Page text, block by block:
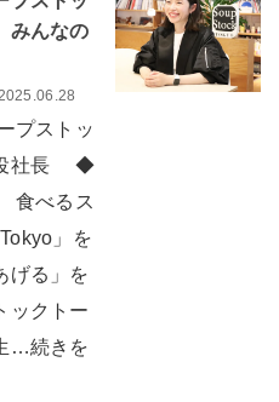
みんなの
2025.06.28
ストッ
役社長 ◆
食べるス
」を
げる」を
ックトー
…続きを